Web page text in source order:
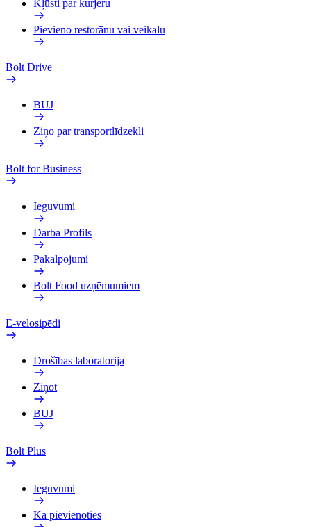
Kļūsti par kurjeru
Pievieno restorānu vai veikalu
Bolt Drive
BUJ
Ziņo par transportlīdzekli
Bolt for Business
Ieguvumi
Darba Profils
Pakalpojumi
Bolt Food uzņēmumiem
E-velosipēdi
Drošības laboratorija
Ziņot
BUJ
Bolt Plus
Ieguvumi
Kā pievienoties